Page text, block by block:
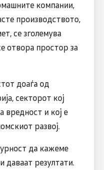
компании,
производството,
се зголемува
отвора простор за
доаѓа од
секторот кој
вредност и кој е
развој.
да кажеме
даваат резултати.